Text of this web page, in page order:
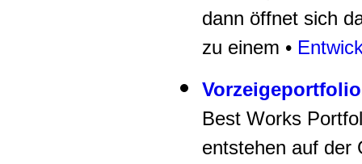
dann öffnet sich
zu einem •
Best Works
entstehen auf der